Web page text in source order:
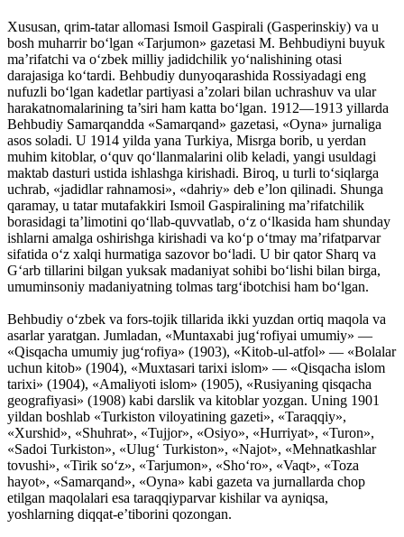
Xususan, qrim-tatar allomasi Ismoil Gaspirali (Gasperinskiy) va u
bosh muharrir bo‘lgan «Tarjumon» gazetasi M. Behbudiyni buyuk
ma’rifatchi va o‘zbek milliy jadidchilik yo‘nalishining otasi
darajasiga ko‘tardi. Behbudiy dunyoqarashida Rossiyadagi eng
nufuzli bo‘lgan kadetlar partiyasi a’zolari bilan uchrashuv va ular
harakatnomalarining ta’siri ham katta bo‘lgan. 1912—1913 yillarda
Behbudiy Samarqandda «Samarqand» gazetasi, «Oyna» jurnaliga
asos soladi. U 1914 yilda yana Turkiya, Misrga borib, u yerdan
muhim kitoblar, o‘quv qo‘llanmalarini olib keladi, yangi usuldagi
maktab dasturi ustida ishlashga kirishadi. Biroq, u turli to‘siqlarga
uchrab, «jadidlar rahnamosi», «dahriy» deb e’lon qilinadi. Shunga
qaramay, u tatar mutafakkiri Ismoil Gaspiralining ma’rifatchilik
borasidagi ta’limotini qo‘llab-quvvatlab, o‘z o‘lkasida ham shunday
ishlarni amalga oshirishga kirishadi va ko‘p o‘tmay ma’rifatparvar
sifatida o‘z xalqi hurmatiga sazovor bo‘ladi. U bir qator Sharq va
G‘arb tillarini bilgan yuksak madaniyat sohibi bo‘lishi bilan birga,
umuminsoniy madaniyatning tolmas targ‘ibotchisi ham bo‘lgan.
Behbudiy o‘zbek va fors-tojik tillarida ikki yuzdan ortiq maqola va
asarlar yaratgan. Jumladan, «Muntaxabi jug‘rofiyai umumiy» —
«Qisqacha umumiy jug‘rofiya» (1903), «Kitob-ul-atfol» — «Bolalar
uchun kitob» (1904), «Muxtasari tarixi islom» — «Qisqacha islom
tarixi» (1904), «Amaliyoti islom» (1905), «Rusiyaning qisqacha
geografiyasi» (1908) kabi darslik va kitoblar yozgan. Uning 1901
yildan boshlab «Turkiston viloyatining gazeti», «Taraqqiy»,
«Xurshid», «Shuhrat», «Tujjor», «Osiyo», «Hurriyat», «Turon»,
«Sadoi Turkiston», «Ulug‘ Turkiston», «Najot», «Mehnatkashlar
tovushi», «Tirik so‘z», «Tarjumon», «Sho‘ro», «Vaqt», «Toza
hayot», «Samarqand», «Oyna» kabi gazeta va jurnallarda chop
etilgan maqolalari esa taraqqiyparvar kishilar va ayniqsa,
yoshlarning diqqat-e’tiborini qozongan.